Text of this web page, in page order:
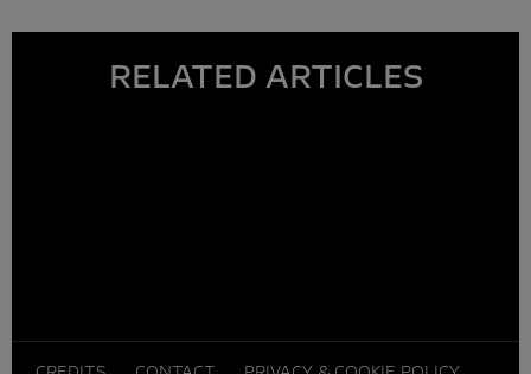
RELATED ARTICLES